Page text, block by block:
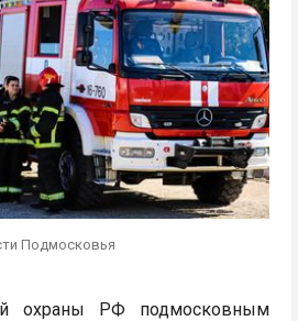
Подмосковья
охраны РФ подмосковным